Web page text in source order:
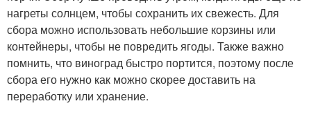
нагреты солнцем, чтобы сохранить их свежесть. Для
сбора можно использовать небольшие корзины или
контейнеры, чтобы не повредить ягоды. Также важно
помнить, что виноград быстро портится, поэтому после
сбора его нужно как можно скорее доставить на
переработку или хранение.